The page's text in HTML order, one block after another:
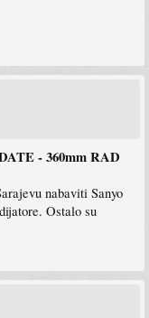
- 360mm RAD
nabaviti Sanyo
Ostalo su